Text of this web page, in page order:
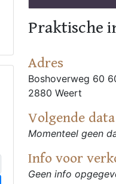
Praktische
Adres
Boshoverweg 60
2880 Weert
Volgende data
Momenteel geen
Info voor
Geen info